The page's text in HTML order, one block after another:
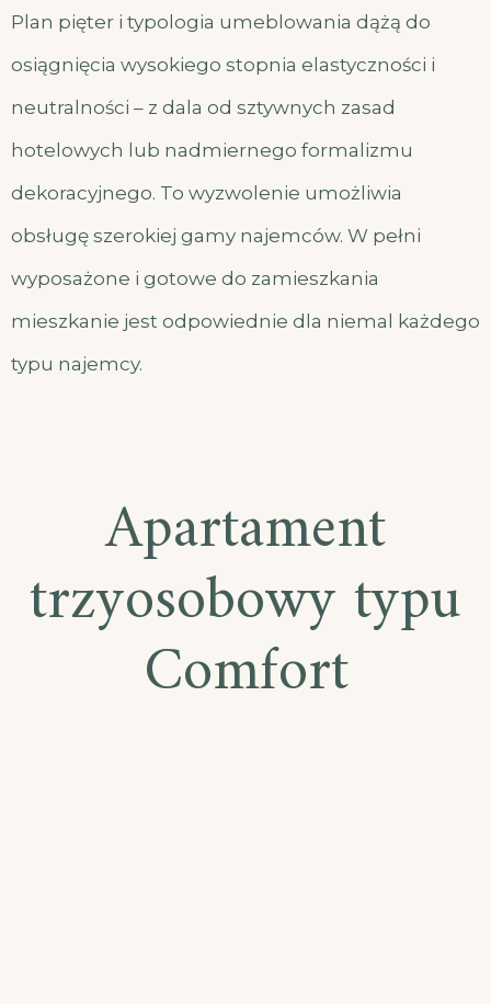
Plan pięter i typologia umeblowania dążą do
osiągnięcia wysokiego stopnia elastyczności i
neutralności – z dala od sztywnych zasad
hotelowych lub nadmiernego formalizmu
dekoracyjnego. To wyzwolenie umożliwia
obsługę szerokiej gamy najemców. W pełni
wyposażone i gotowe do zamieszkania
mieszkanie jest odpowiednie dla niemal każdego
typu najemcy.
Apartament
trzyosobowy typu
Comfort